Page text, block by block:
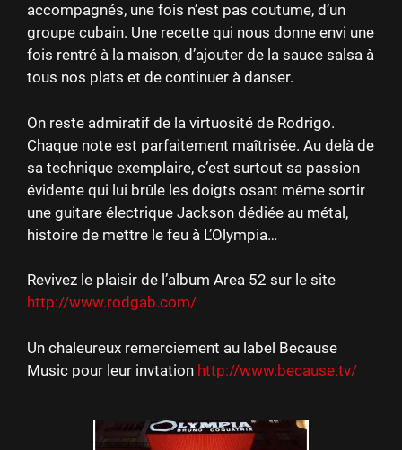
accompagnés, une fois n’est pas coutume, d’un
groupe cubain. Une recette qui nous donne envi une
fois rentré à la maison, d’ajouter de la sauce salsa à
tous nos plats et de continuer à danser.
On reste admiratif de la virtuosité de Rodrigo.
Chaque note est parfaitement maîtrisée. Au delà de
sa technique exemplaire, c’est surtout sa passion
évidente qui lui brûle les doigts osant même sortir
une guitare électrique Jackson dédiée au métal,
histoire de mettre le feu à L’Olympia…
Revivez le plaisir de l’album Area 52 sur le site
http://www.rodgab.com/
Un chaleureux remerciement au label Because
Music pour leur invtation http://www.because.tv/